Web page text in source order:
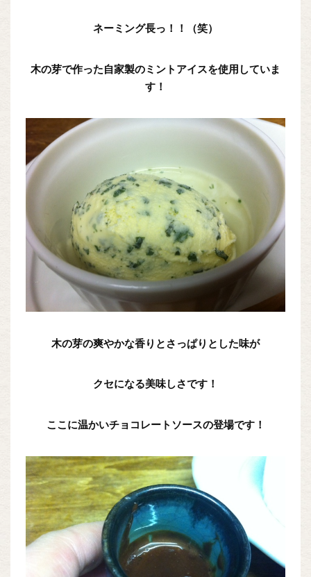
ネーミング長っ！！（笑）
木の芽で作った自家製のミントアイスを使用していま
す！
木の芽の爽やかな香りとさっぱりとした味が
クセになる美味しさです！
ここに温かいチョコレートソースの登場です！